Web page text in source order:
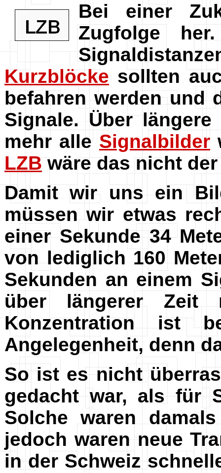
Bei einer
Zugfolge
Kurzblöcke sollten
befahren werden und
Signale. Über
mehr alle Signalbilder
LZB wäre das nicht
Damit wir uns ein
müssen wir etwas
einer Sekunde 34
von lediglich 160
Sekunden an einem
über längerer Zeit
Konzentration ist
Angelegenheit, denn
So ist es nicht
gedacht war, als für
Solche waren
jedoch waren neue
in der Schweiz